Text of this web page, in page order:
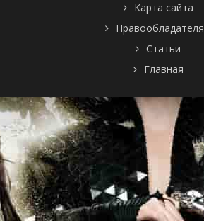
Карта сайта
Статьи
Главная